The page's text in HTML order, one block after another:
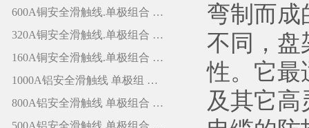
弯制而成
不同，盘
性。它最
及其它